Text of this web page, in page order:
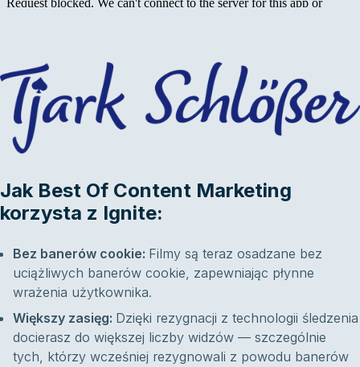
Jak Best Of Content Marketing
korzysta z Ignite:
Bez banerów cookie: Filmy są teraz osadzane bez
uciążliwych banerów cookie, zapewniając płynne
wrażenia użytkownika.
Większy zasięg: Dzięki rezygnacji z technologii śledzenia
docierasz do większej liczby widzów — szczególnie
tych, którzy wcześniej rezygnowali z powodu banerów